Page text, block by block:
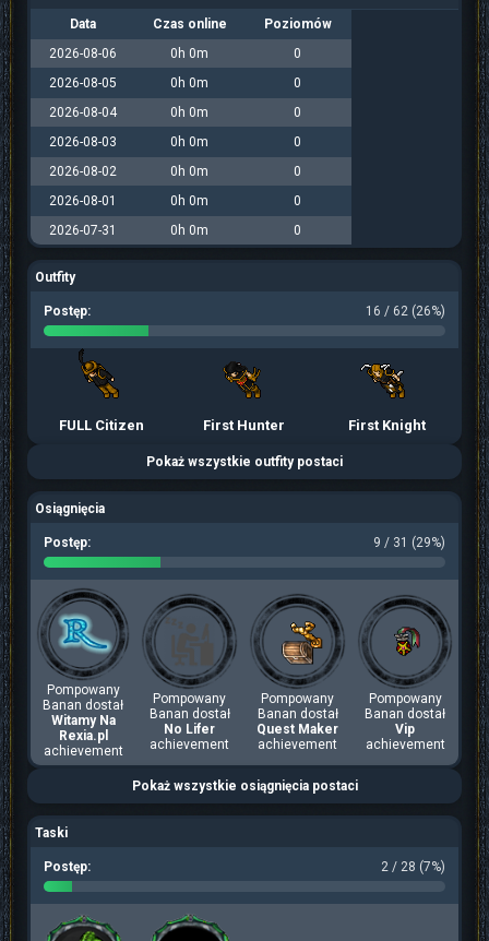
Data
Czas online
Poziomów
2026-08-06
0h 0m
0
2026-08-05
0h 0m
0
2026-08-04
0h 0m
0
2026-08-03
0h 0m
0
2026-08-02
0h 0m
0
2026-08-01
0h 0m
0
2026-07-31
0h 0m 0
Outfity
Postęp: 16 / 62 (26%)
FULL Citizen First Hunter First Knight
Pokaż wszystkie outfity postaci
Osiągnięcia
Postęp: 9 / 31 (29%)
Pompowany
Banan dostał
Witamy Na
Rexia.pl
achievement
Pompowany
Banan dostał
No Lifer
achievement
Pompowany
Banan dostał
Quest Maker
achievement
Pompowany
Banan dostał
Vip
achievement
Pokaż wszystkie osiągnięcia postaci
Taski
Postęp: 2 / 28 (7%)